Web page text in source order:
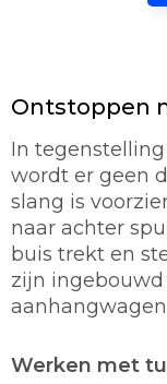
Ontstoppen
In
wordt er geen
slang is
naar achter
buis trekt en
zijn
Werken met